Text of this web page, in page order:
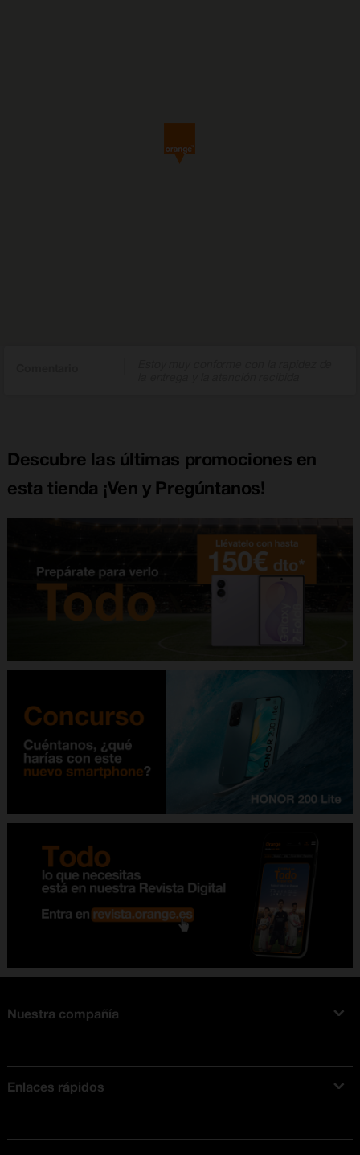
Descubre las últimas promociones en
esta tienda ¡Ven y Pregúntanos!
Nuestra compañía
Enlaces rápidos